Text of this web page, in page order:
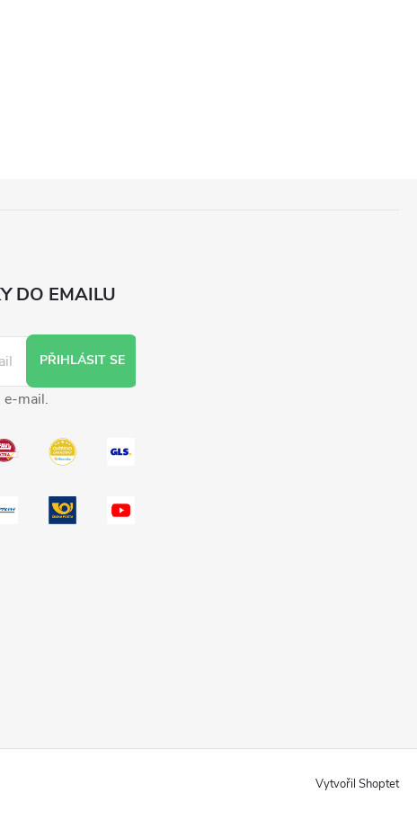
DO EMAILU
PŘIHLÁSIT SE
e-mail.
Vytvořil Shoptet